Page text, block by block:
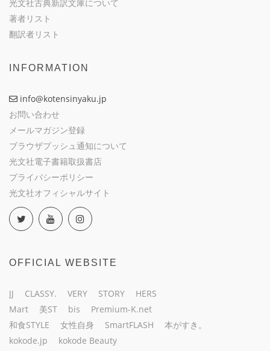
光文社古典新訳文庫について
著者リスト
翻訳者リスト
INFORMATION
info@kotensinyaku.jp
お問い合わせ
メールマガジン登録
ブラウザプッシュ通知について
光文社電子書籍取扱書店
プライバシーポリシー
光文社オフィシャルサイト
OFFICIAL WEBSITE
JJ CLASSY. VERY STORY
HERS
Mart
美ST bis
Premium-K.net
和食STYLE
女性自身 SmartFLASH
本がすき。
kokode.jp
kokode Beauty